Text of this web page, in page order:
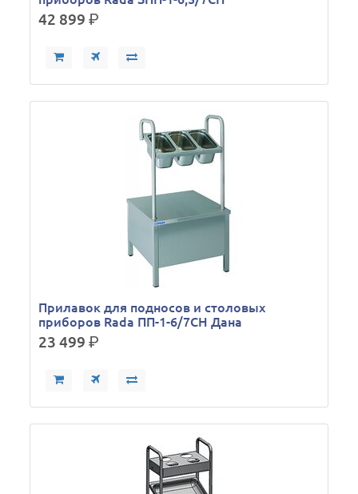
42 899р.
Прилавок для подносов и столовых
приборов Rada ПП-1-6/7СН Дана
23 499р.